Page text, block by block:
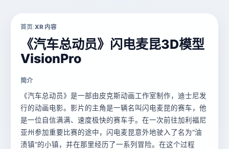
首页/XR 内容
《汽车总动员》闪电麦昆3D模型
VisionPro
简介
《汽车总动员》是一部由皮克斯动画工作室制作，迪士尼发
行的动画电影。影片的主角是一辆名叫闪电麦昆的赛车，他
是一位自信满满、速度极快的赛车手。在一次前往加利福尼
亚州参加重要比赛的途中，闪电麦昆意外地驶入了名为“油
渍镇”的小镇，并在那里经历了一系列冒险。在这个过程